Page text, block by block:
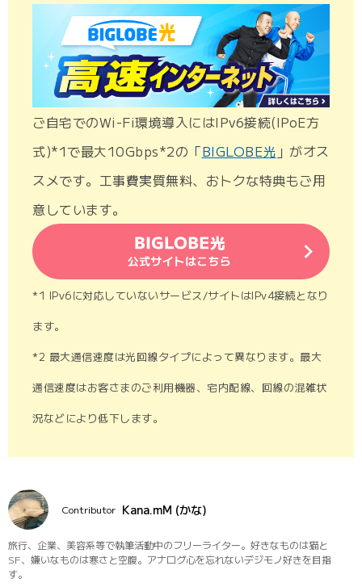
ご自宅でのWi-Fi環境導入にはIPv6接続(IPoE方
式)*1で最大10Gbps*2の「BIGLOBE光 」がオス
スメです。工事費実質無料、おトクな特典もご用
意しています。
*1 IPv6に対応していないサービス/サイトはIPv4接続となり
ます。
*2 最大通信速度は光回線タイプによって異なります。最大
通信速度はお客さまのご利用機器、宅内配線、回線の混雑状
況などにより低下します。
Contributor Kana.mM (かな)
旅行、企業、美容系等で執筆活動中のフリーライター。好きなものは猫と
SF、嫌いなものは寒さと空腹。アナログ心を忘れないデジモノ好きを目指
す。